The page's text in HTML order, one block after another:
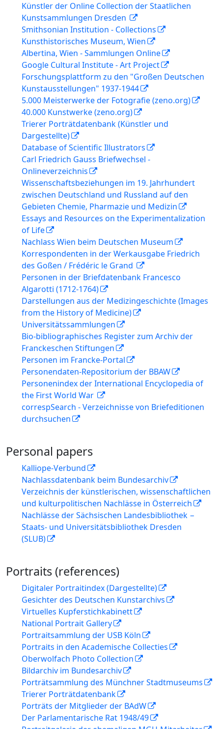
Künstler der Online Collection der Staatlichen
Kunstsammlungen Dresden
Smithsonian Institution - Collections
Kunsthistorisches Museum, Wien
Albertina, Wien - Sammlungen Online
Google Cultural Institute - Art Project
Forschungsplattform zu den "Großen Deutschen
Kunstausstellungen" 1937-1944
5.000 Meisterwerke der Fotografie (zeno.org)
40.000 Kunstwerke (zeno.org)
Trierer Porträtdatenbank (Künstler und
Dargestellte)
Database of Scientific Illustrators
Carl Friedrich Gauss Briefwechsel -
Onlineverzeichnis
Wissenschaftsbeziehungen im 19. Jahrhundert
zwischen Deutschland und Russland auf den
Gebieten Chemie, Pharmazie und Medizin
Essays and Resources on the Experimentalization
of Life
Nachlass Wien beim Deutschen Museum
Korrespondenten in der Werkausgabe Friedrich
des Goßen / Frédéric le Grand
Personen in der Briefdatenbank Francesco
Algarotti (1712-1764)
Darstellungen aus der Medizingeschichte (Images
from the History of Medicine)
Universitätssammlungen
Bio-bibliographisches Register zum Archiv der
Franckeschen Stiftungen
Personen im Francke-Portal
Personendaten-Repositorium der BBAW
Personenindex der International Encyclopedia of
the First World War
correspSearch - Verzeichnisse von Briefeditionen
durchsuchen
Personal papers
Kalliope-Verbund
Nachlassdatenbank beim Bundesarchiv
Verzeichnis der künstlerischen, wissenschaftlichen
und kulturpolitischen Nachlässe in Österreich
Nachlässe der Sächsischen Landesbibliothek −
Staats- und Universitätsbibliothek Dresden
(SLUB)
Portraits (references)
Digitaler Portraitindex (Dargestellte)
Gesichter des Deutschen Kunstarchivs
Virtuelles Kupferstichkabinett
National Portrait Gallery
Portraitsammlung der USB Köln
Portraits in den Academische Collecties
Oberwolfach Photo Collection
Bildarchiv im Bundesarchiv
Porträtsammlung des Münchner Stadtmuseums
Trierer Porträtdatenbank
Porträts der Mitglieder der BAdW
Der Parlamentarische Rat 1948/49